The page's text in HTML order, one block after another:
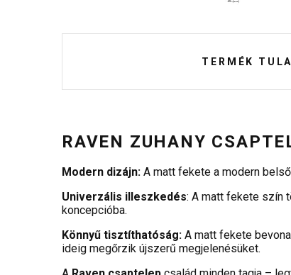
TERMÉK
RAVEN ZUHANY
Modern dizájn: A matt fekete a modern
Univerzális illeszkedés: A matt fekete szín
koncepcióba.
Könnyű tisztíthatóság: A matt fekete
ideig megőrzik újszerű megjelenésüket.